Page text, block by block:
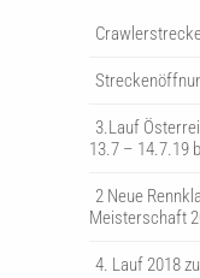
3.Lauf
13.7 – 14.7.19
2 Neue
Meisterschaft
4. Lauf 2018